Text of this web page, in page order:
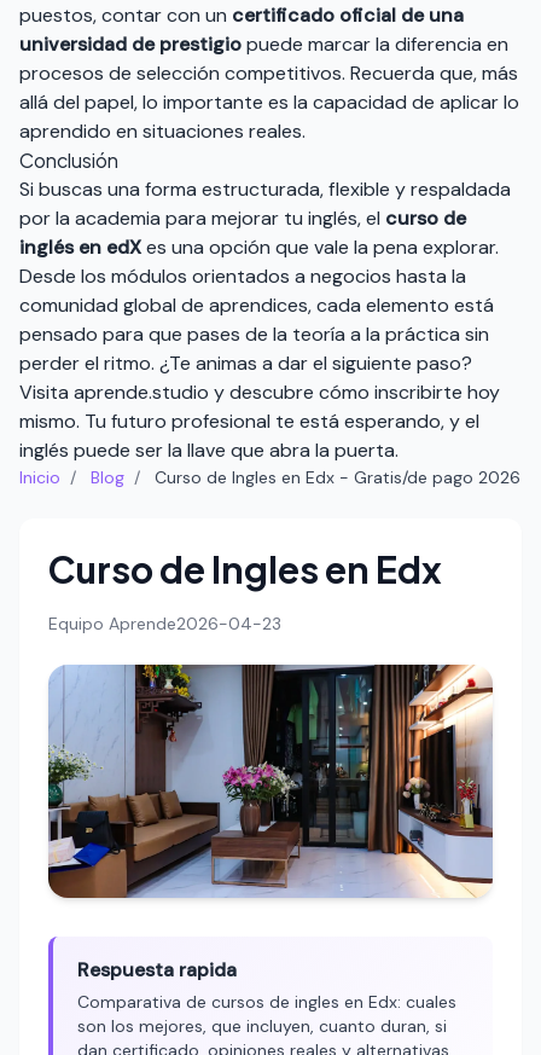
puestos, contar con un certificado oficial de una
universidad de prestigiopuede marcar la diferencia en
procesos de selección competitivos. Recuerda que, más
allá del papel, lo importante es la capacidad de aplicar lo
aprendido en situaciones reales.
Conclusión
Si buscas una forma estructurada, flexible y respaldada
por la academia para mejorar tu inglés, el curso de
inglés en edXes una opción que vale la pena explorar.
Desde los módulos orientados a negocios hasta la
comunidad global de aprendices, cada elemento está
pensado para que pases de la teoría a la práctica sin
perder el ritmo. ¿Te animas a dar el siguiente paso?
Visita aprende.studio y descubre cómo inscribirte hoy
mismo. Tu futuro profesional te está esperando, y el
inglés puede ser la llave que abra la puerta.
Inicio / Blog / Curso de Ingles en Edx - Gratis/de pago 2026
Curso de Ingles en Edx
Equipo Aprende2026-04-23
Respuesta rapida
Comparativa de cursos de ingles en Edx: cuales
son los mejores, que incluyen, cuanto duran, si
dan certificado, opiniones reales y alternativas